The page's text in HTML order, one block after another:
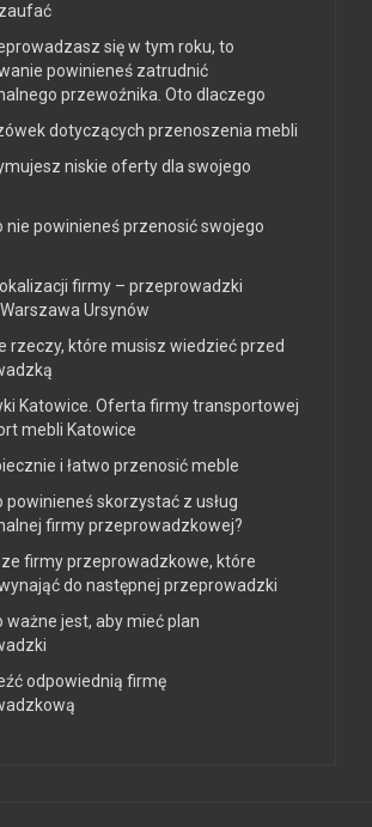
się w tym roku, to
powinieneś zatrudnić
przewoźnika. Oto dlaczego
dotyczących przenoszenia mebli
niskie oferty dla swojego
nie powinieneś przenosić swojego
firmy – przeprowadzki
Ursynów
rzeczy, które musisz wiedzieć przed
Katowice. Oferta firmy transportowej
mebli Katowice
i łatwo przenosić meble
powinieneś skorzystać z usług
firmy przeprowadzkowej?
firmy przeprowadzkowe, które
do następnej przeprowadzki
ważne jest, aby mieć plan
odpowiednią firmę